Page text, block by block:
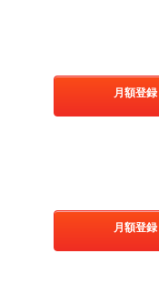
月額登録
月額登録